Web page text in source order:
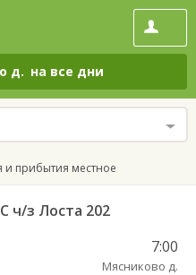
д. на все дни
и прибытия местное
ч/з Лоста 202
7:00
Мясниково д.